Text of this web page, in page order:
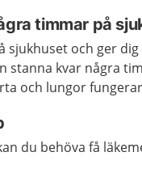
timmar på
sjukhuset och ger
stanna kvar några
och lungor
du behöva få